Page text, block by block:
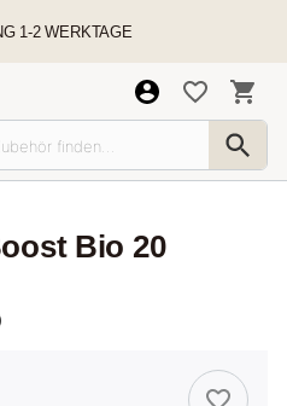
1-2 WERKTAGE
Bio 20